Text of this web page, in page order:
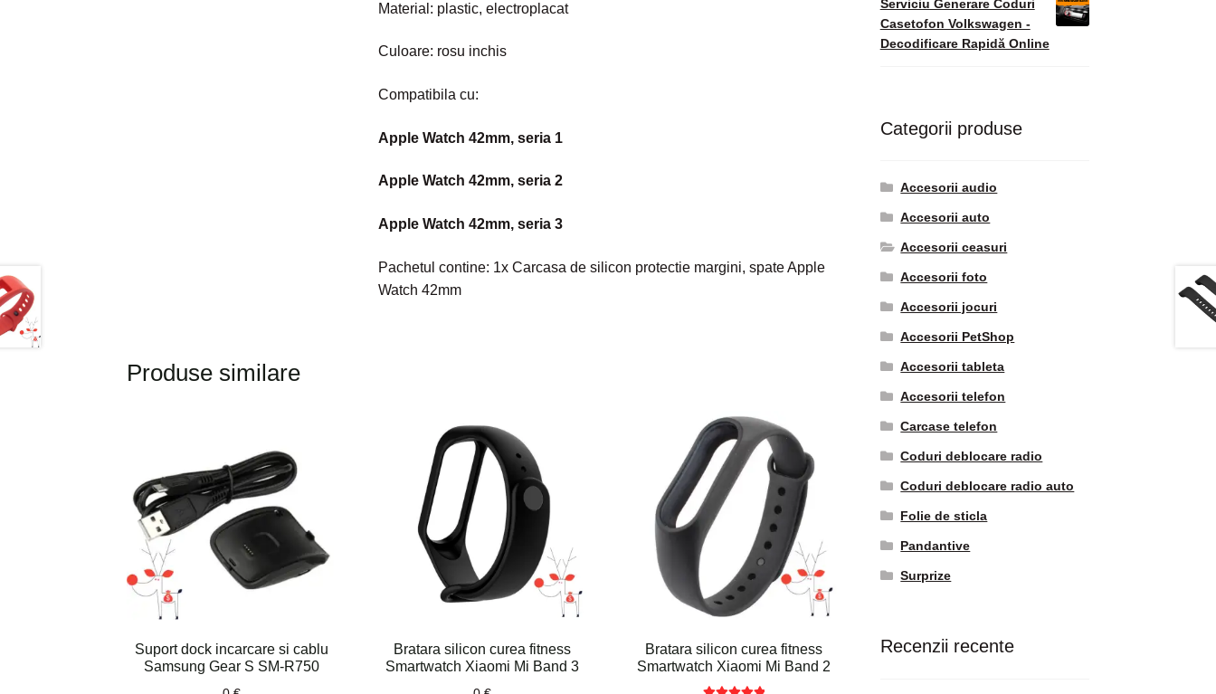
Material: plastic, electroplacat
Culoare: rosu inchis
Compatibila cu:
Apple Watch 42mm, seria 1
Apple Watch 42mm, seria 2
Apple Watch 42mm, seria 3
Pachetul contine: 1x Carcasa de silicon protectie margini, spate Apple
Watch 42mm
Produse similare
Suport dock incarcare si cablu
Samsung Gear S SM-R750
Bratara silicon curea fitness
Smartwatch Xiaomi Mi Band 3
Bratara silicon curea fitness
Smartwatch Xiaomi Mi Band 2
Serviciu Generare Coduri
Casetofon Volkswagen -
Decodificare Rapidă Online
Categorii produse
Accesorii audio
Accesorii auto
Accesorii ceasuri
Accesorii foto
Accesorii jocuri
Accesorii PetShop
Accesorii tableta
Accesorii telefon
Carcase telefon
Coduri deblocare radio
Coduri deblocare radio auto
Folie de sticla
Pandantive
Surprize
Recenzii recente